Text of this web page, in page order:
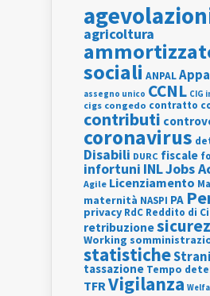
agricoltura
sociali ANPAL
assegno unico CCNL CIG
cigs congedo contratto
contributi
coronavirus
Disabili DURC fiscale
infortuni INLJobs
Agile Licenziamento
maternità NASPI PA
privacy RdC Reddito di
retribuzione
Working
statistiche
tassazione Tempo
TFRVigilanza